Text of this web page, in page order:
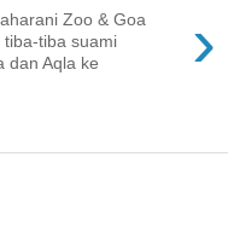
›
Zoo & Goa
tiba suami
dan Aqla ke